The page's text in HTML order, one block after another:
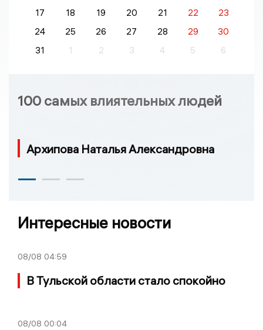
17
18 19 20 21 22
23
24
25 26 27 28 29
30
31
1 2 3 4 5 6
100 самых влиятельных людей
Архипова Наталья Александровна
Интересные новости
08/08 04:59
В Тульской области стало спокойно
08/08 00:04